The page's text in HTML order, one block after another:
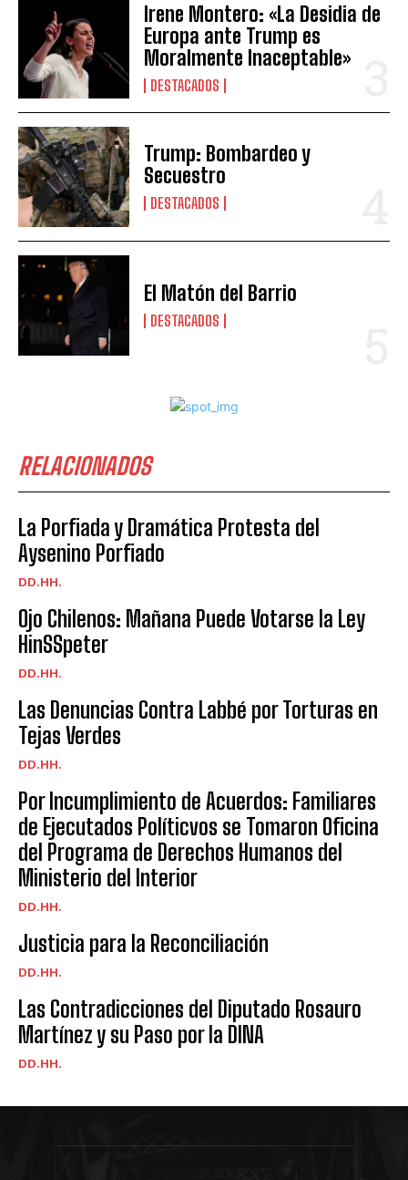
Irene Montero: «La Desidia de
Europa ante Trump es
Moralmente Inaceptable»
DESTACADOS
Trump: Bombardeo y
Secuestro
DESTACADOS
El Matón del Barrio
DESTACADOS
RELACIONADOS
La Porfiada y Dramática Protesta del
Aysenino Porfiado
DD.HH.
Ojo Chilenos: Mañana Puede Votarse la Ley
HinSSpeter
DD.HH.
Las Denuncias Contra Labbé por Torturas en
Tejas Verdes
DD.HH.
Por Incumplimiento de Acuerdos: Familiares
de Ejecutados Políticvos se Tomaron Oficina
del Programa de Derechos Humanos del
Ministerio del Interior
DD.HH.
Justicia para la Reconciliación
DD.HH.
Las Contradicciones del Diputado Rosauro
Martínez y su Paso por la DINA
DD.HH.